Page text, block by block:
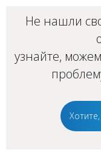
Не нашли
узнайте,